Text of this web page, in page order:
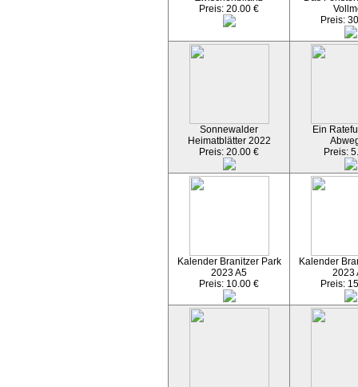
Preis: 20.00 €
Preis:
Sonnewalder
Heimatblätter 2022
Preis: 20.00 €
Ein
Preis:
Kalender Branitzer Park
2023 A5
Preis: 10.00 €
Kalender
2023
Preis: